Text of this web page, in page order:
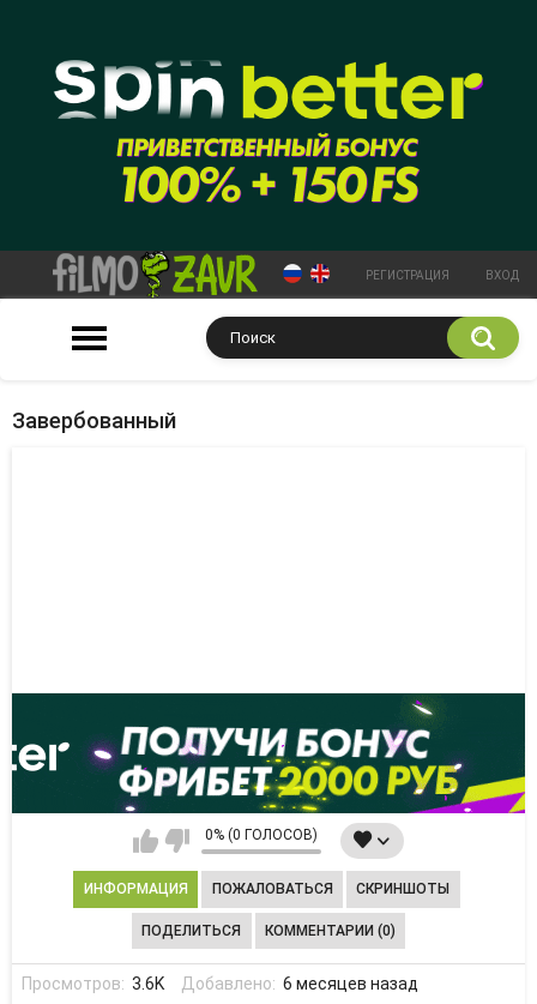
РЕГИСТРАЦИЯ ВХОД
Завербованный
0% (0 ГОЛОСОВ)
ИНФОРМАЦИЯ ПОЖАЛОВАТЬСЯ СКРИНШОТЫ
ПОДЕЛИТЬСЯ КОММЕНТАРИИ (0)
Просмотров: 3.6K Добавлено: 6 месяцев назад